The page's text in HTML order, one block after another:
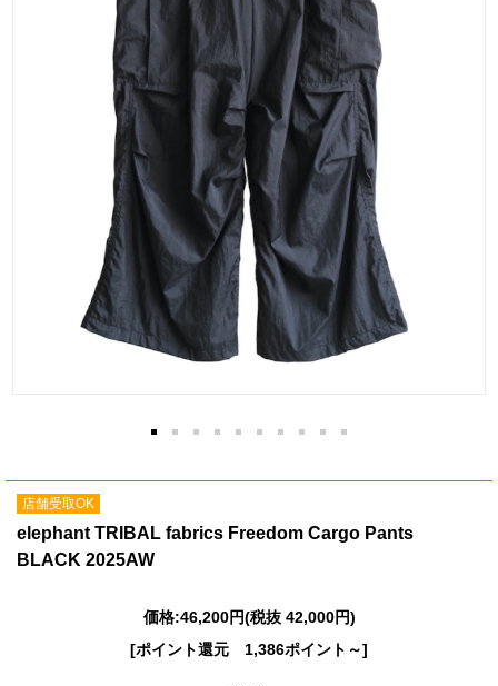
店舗受取OK
elephant TRIBAL fabrics Freedom Cargo Pants
BLACK 2025AW
価格:46,200円(税抜 42,000円)
[ポイント還元 1,386ポイント～]